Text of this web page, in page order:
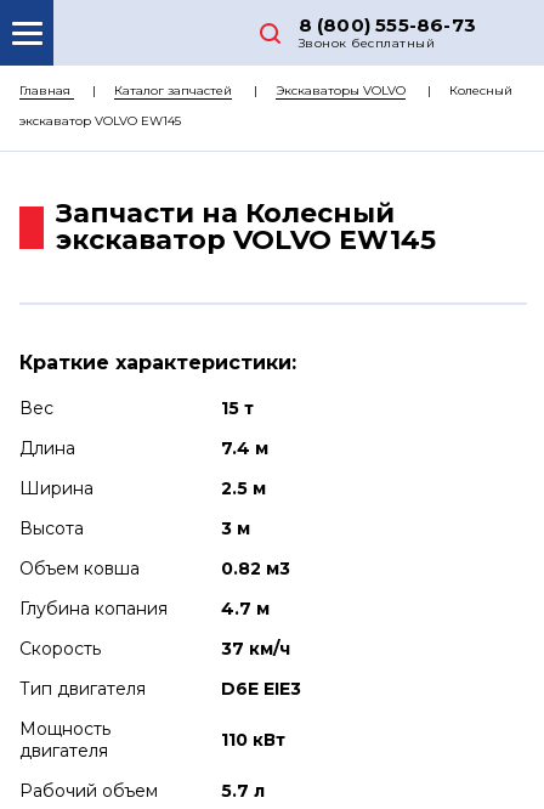
8 (800) 555-86-73
Звонок бесплатный
О НАС
КАТАЛОГ ЗАПЧАСТЕЙ
ДОСТАВКА
Главная Каталог запчастей Экскаваторы VOLVO
Колесный
экскаватор VOLVO EW145
Запчасти на Колесный
экскаватор VOLVO EW145
Краткие характеристики:
Вес
15 т
Длина
7.4 м
Ширина
2.5 м
Высота
3 м
Объем ковша
0.82 м3
Глубина копания
4.7 м
Скорость
37 км/ч
Тип двигателя
D6E EIE3
Мощность
двигателя
110 кВт
Рабочий объем 5.7 л